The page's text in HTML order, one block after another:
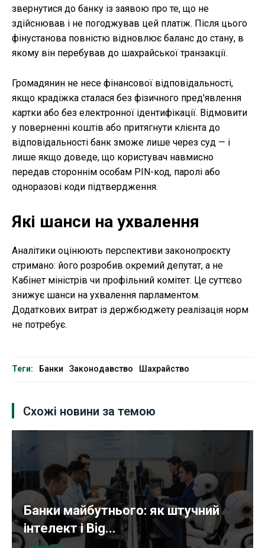
звернутися до банку із заявою про те, що не
здійснював і не погоджував цей платіж. Після цього
фінустанова повністю відновлює баланс до стану, в
якому він перебував до шахрайської транзакції.
Громадянин не несе фінансової відповідальності,
якщо крадіжка сталася без фізичного пред'явлення
картки або без електронної ідентифікації. Відмовити
у поверненні коштів або притягнути клієнта до
відповідальності банк зможе лише через суд — і
лише якщо доведе, що користувач навмисно
передав стороннім особам PIN-код, паролі або
одноразові коди підтвердження.
Які шанси на ухвалення
Аналітики оцінюють перспективи законопроєкту
стримано: його розробив окремий депутат, а не
Кабінет міністрів чи профільний комітет. Це суттєво
знижує шанси на ухвалення парламентом.
Додаткових витрат із держбюджету реалізація норм
не потребує.
Теги: Банки Законодавство Шахрайство
Схожі новини за темою
Банки майбутнього: як штучний
інтелект і Big...